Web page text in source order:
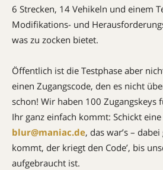
6 Strecken, 14 Vehikeln und einem
Modifikations- und
was zu zocken bietet.
Öffentlich ist die Testphase aber
einen Zugangscode, den es nicht
schon! Wir haben 100 Zugangskeys
Ihr ganz einfach kommt: Schickt
blur@maniac.de, das war’s –
kommt, der kriegt den Code’, bis
aufgebraucht ist.